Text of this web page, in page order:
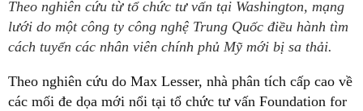
Theo nghiên cứu từ tổ chức tư vấn tại Washington, mạng
lưới do một công ty công nghệ Trung Quốc điều hành tìm
cách tuyển các nhân viên chính phủ Mỹ mới bị sa thải.
Theo nghiên cứu do Max Lesser, nhà phân tích cấp cao về
các mối đe dọa mới nổi tại tổ chức tư vấn Foundation for